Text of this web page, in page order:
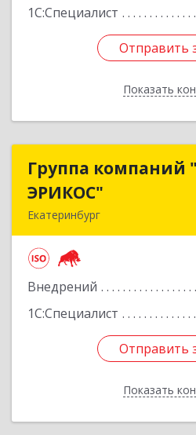
1С:Специалист
Отправить
Показать
Отправить
Назад
Группа компаний
ЭРИКОС"
Екатеринбург
Внедрений
1С:Специалист
Отправить
Показать
Группа
Отправить
Назад